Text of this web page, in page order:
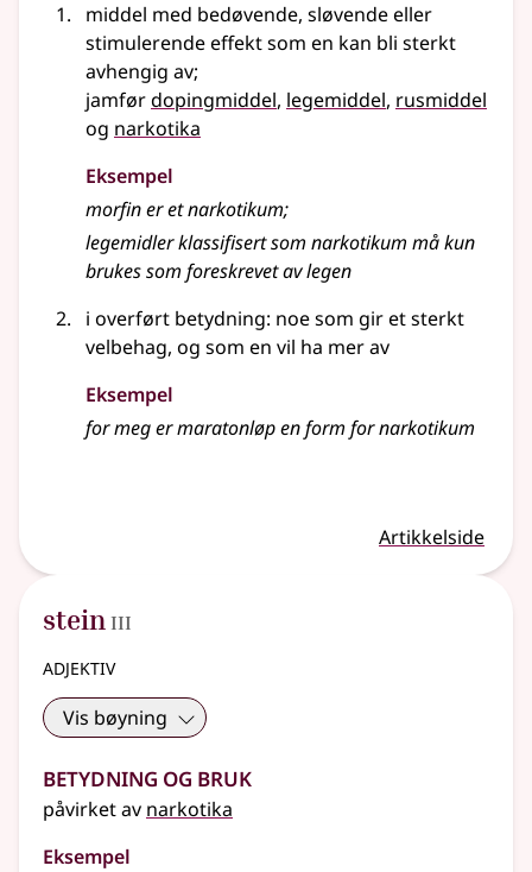
middel med bedøvende, sløvende eller
stimulerende effekt som en kan bli sterkt
avhengig av;
jamførdopingmiddel, legemiddel, rusmiddel
og narkotika
Eksempel
morfin er etnarkotikum;
legemidler klassifisert som narkotikum må kun
brukes som foreskrevet av legen
i overført betydning: noe som gir et sterkt
velbehag, og som en vil ha mer av
Eksempel
for meg er maratonløp en form for narkotikum
Artikkelside
stein 3
III
adjektiv
Vis bøyning
Betydning og bruk
påvirket av narkotika
Eksempel